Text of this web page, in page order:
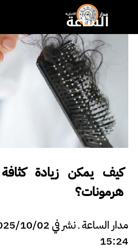
كيف يمكن زيادة
هرمونات؟
15:24